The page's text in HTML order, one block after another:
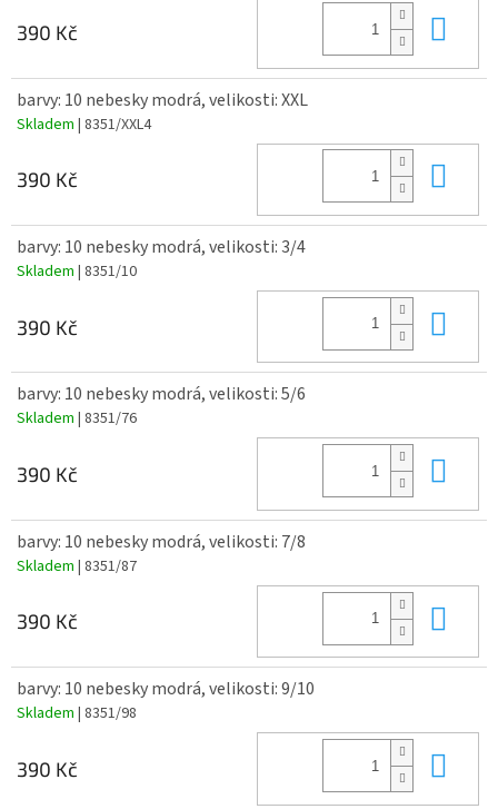
390 Kč
barvy: 10 nebesky modrá, velikosti: XXL
Skladem | 8351/XXL4
390 Kč
barvy: 10 nebesky modrá, velikosti: 3/4
Skladem | 8351/10
390 Kč
barvy: 10 nebesky modrá, velikosti: 5/6
Skladem | 8351/76
390 Kč
barvy: 10 nebesky modrá, velikosti: 7/8
Skladem | 8351/87
390 Kč
barvy: 10 nebesky modrá, velikosti: 9/10
Skladem | 8351/98
390 Kč